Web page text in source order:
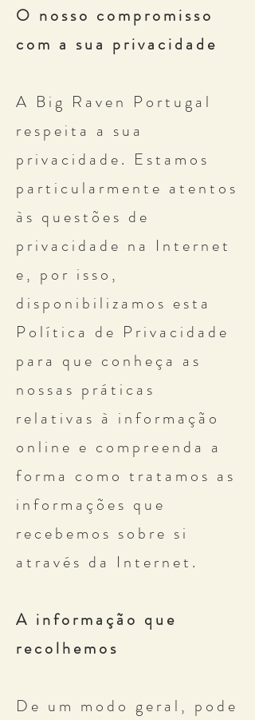
O nosso compromisso
com a sua privacidade
A Big Raven Portugal
respeita a sua
privacidade. Estamos
particularmente atentos
às questões de
privacidade na Internet
e, por isso,
disponibilizamos esta
Política de Privacidade
para que conheça as
nossas práticas
relativas à informação
online e compreenda a
forma como tratamos as
informações que
recebemos sobre si
através da Internet.
A informação que
recolhemos
De um modo geral, pode